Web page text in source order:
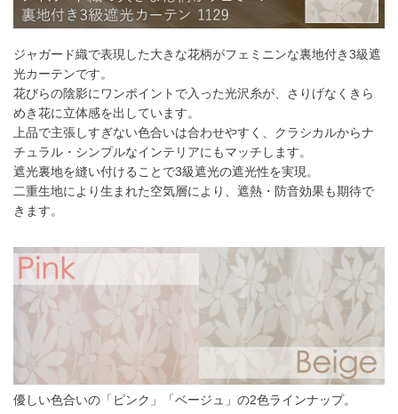
ジャガード織で表現した大きな花柄がフェミニンな裏地付き3級遮
光カーテンです。
花びらの陰影にワンポイントで入った光沢糸が、さりげなくきら
めき花に立体感を出しています。
上品で主張しすぎない色合いは合わせやすく、クラシカルからナ
チュラル・シンプルなインテリアにもマッチします。
遮光裏地を縫い付けることで3級遮光の遮光性を実現。
二重生地により生まれた空気層により、遮熱・防音効果も期待で
きます。
優しい色合いの「ピンク」「ベージュ」の2色ラインナップ。